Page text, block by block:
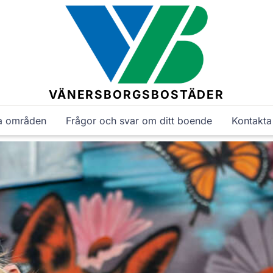
VÄNERSBORGSBOSTÄDER
områden Frågor och svar om ditt boende